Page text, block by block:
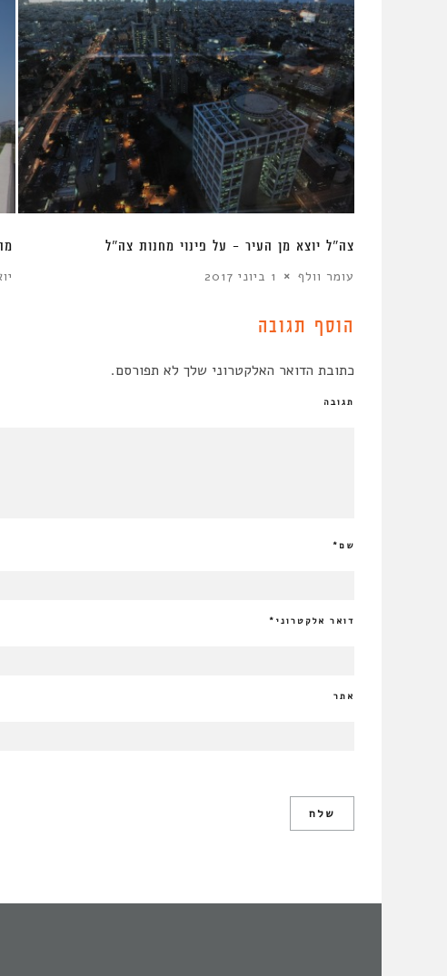
צה”ל יוצא מן העיר – על פינוי מחנות צה”ל
עומר וולף 1 ביוני 2017
הוסף תגובה
כתובת הדואר האלקטרוני שלך לא תפורסם.
תגובה
שם*
דואר אלקטרוני *
אתר